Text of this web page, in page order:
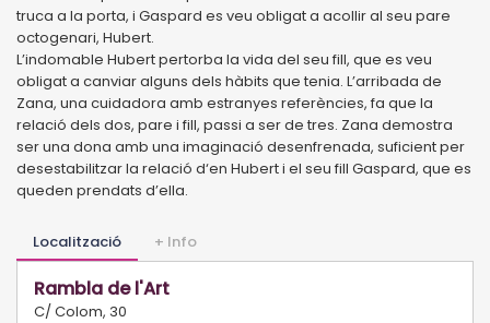
truca a la porta, i Gaspard es veu obligat a acollir al seu pare
octogenari, Hubert.
L’indomable Hubert pertorba la vida del seu fill, que es veu
obligat a canviar alguns dels hàbits que tenia. L’arribada de
Zana, una cuidadora amb estranyes referències, fa que la
relació dels dos, pare i fill, passi a ser de tres. Zana demostra
ser una dona amb una imaginació desenfrenada, suficient per
desestabilitzar la relació d‘en Hubert i el seu fill Gaspard, que es
queden prendats d’ella.
Localització + Info
Rambla de l'Art
C/ Colom, 30